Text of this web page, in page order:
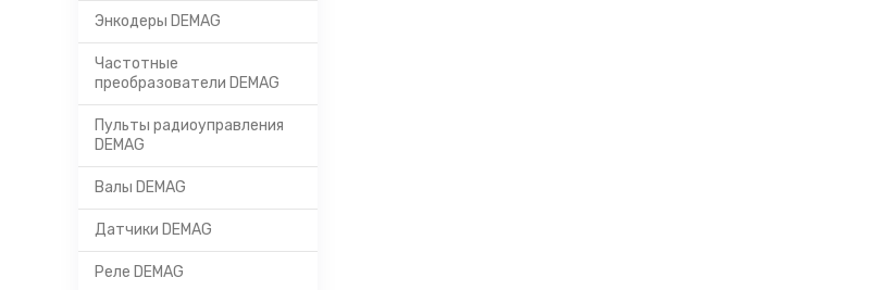
Энкодеры DEMAG
Частотные
преобразователи DEMAG
Пульты радиоуправления
DEMAG
Валы DEMAG
Датчики DEMAG
Реле DEMAG